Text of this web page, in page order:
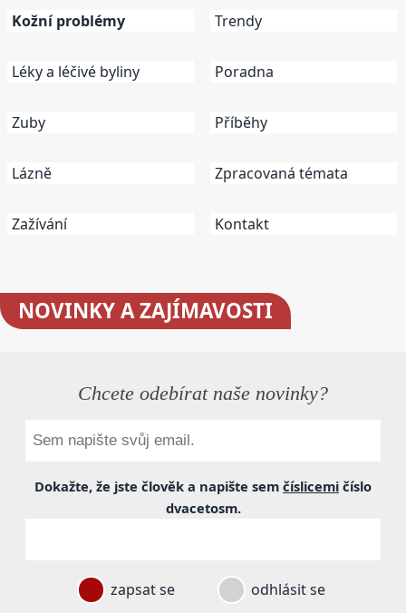
Kožní problémy
Léky a léčivé byliny
Zuby
Lázně
Zažívání
Trendy
Poradna
Příběhy
Zpracovaná témata
Kontakt
NOVINKYA ZAJÍMAVOSTI
Chcete odebírat naše novinky?
Dokažte, že jste člověk a napište sem číslicemi číslo
dvacetosm.
zapsat se odhlásit se